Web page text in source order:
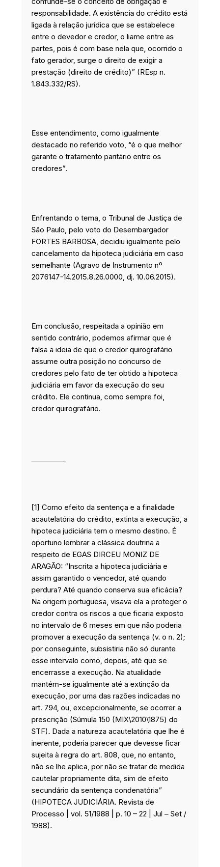
responsabilidade. A existência do crédito está
ligada à relação jurídica que se estabelece
entre o devedor e credor, o liame entre as
partes, pois é com base nela que, ocorrido o
fato gerador, surge o direito de exigir a
prestação (direito de crédito)” (REsp n.
1.843.332/RS).
Esse entendimento, como igualmente
destacado no referido voto, “é o que melhor
garante o tratamento paritário entre os
credores”.
Enfrentando o tema, o Tribunal de Justiça de
São Paulo, pelo voto do Desembargador
FORTES BARBOSA, decidiu igualmente pelo
cancelamento da hipoteca judiciária em caso
semelhante (Agravo de Instrumento nº
2076147-14.2015.8.26.0000, dj. 10.06.2015).
Em conclusão, respeitada a opinião em
sentido contrário, podemos afirmar que é
falsa a ideia de que o credor quirografário
assume outra posição no concurso de
credores pelo fato de ter obtido a hipoteca
judiciária em favor da execução do seu
crédito. Ele continua, como sempre foi,
credor quirografário.
[1] Como efeito da sentença e a finalidade
acautelatória do crédito, extinta a execução, a
hipoteca judiciária tem o mesmo destino. É
oportuno lembrar a clássica doutrina a
respeito de EGAS DIRCEU MONIZ DE
ARAGÃO: “Inscrita a hipoteca judiciária e
assim garantido o vencedor, até quando
perdura? Até quando conserva sua eficácia?
Na origem portuguesa, visava ela a proteger o
credor contra os riscos a que ficaria exposto
no intervalo de 6 meses em que não poderia
promover a execução da sentença (v. o n. 2);
por conseguinte, subsistiria não só durante
esse intervalo como, depois, até que se
encerrasse a execução. Na atualidade
mantém-se igualmente até a extinção da
execução, por uma das razões indicadas no
art. 794, ou, excepcionalmente, se ocorrer a
prescrição (Súmula 150 (MIX\2010\1875) do
STF). Dada a natureza acautelatória que lhe é
inerente, poderia parecer que devesse ficar
sujeita à regra do art. 808, que, no entanto,
não se lhe aplica, por não se tratar de medida
cautelar propriamente dita, sim de efeito
secundário da sentença condenatória”
(HIPOTECA JUDICIÁRIA. Revista de
Processo | vol. 51/1988 | p. 10 – 22 | Jul – Set /
1988).